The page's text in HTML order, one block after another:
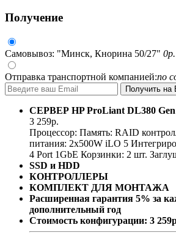
Получение
Самовывоз: "Минск, Кнорина 50/27" 0р.
Отправка транспортной компанией:по
СЕРВЕР HP ProLiant DL380
3 259р.
Процессор: Память: RAID
питания: 2x500W iLO 5
4 Port 1GbE Корзинки: 2 шт.
SSD и HDD
КОНТРОЛЛЕРЫ
КОМПЛЕКТ ДЛЯ МОНТАЖА
Расширенная гарантия 5% за
дополнительный год
Стоимость конфигурации: 3 259